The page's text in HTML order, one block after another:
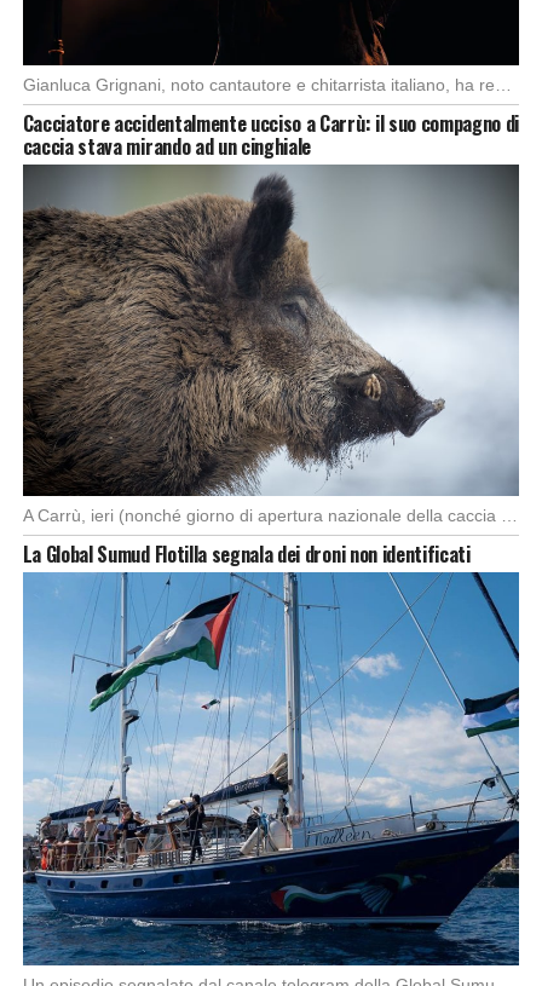
Gianluca Grignani, noto cantautore e chitarrista italiano, ha recentemente inviato una diffida formale a Laura […]
Cacciatore accidentalmente ucciso a Carrù: il suo compagno di
caccia stava mirando ad un cinghiale
La Global Sumud Flotilla segnala dei droni non identificati